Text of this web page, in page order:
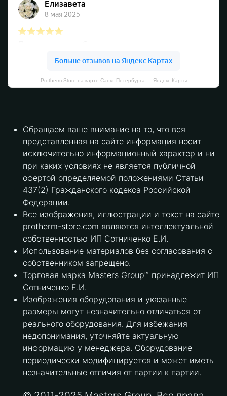
Protherm Store на карте Санкт‑Петербурга — Яндекс Карты
Обращаем ваше внимание на то, что вся
представленная на сайте информация носит
исключительно информационный характер и ни
при каких условиях не является публичной
офертой определяемой положениями Статьи
437(2) Гражданского кодекса Российской
Федерации.
Все изображения, иллюстрации и текст на сайте
protherm-store.com являются интеллектуальной
собственностью ИП Сотниченко Е.И.
Использование материалов без согласования с
собственником запрещено.
Торговая марка Masters Group™ принадлежит ИП
Сотниченко Е.И.
Изображения оборудования и указанные
размеры могут незначительно отличаться от
реального оборудования. Для избежания
недопонимания, уточняйте актуальную
информацию у менеджера. Оборудование
периодически модифицируется и может иметь
незначительные отличия от партии к партии.